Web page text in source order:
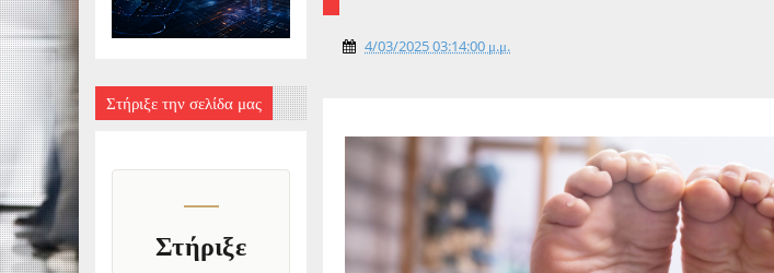
Στήριξε την σελίδα μας
Στήριξε
4/03/2025 03:14:00 μ.μ.